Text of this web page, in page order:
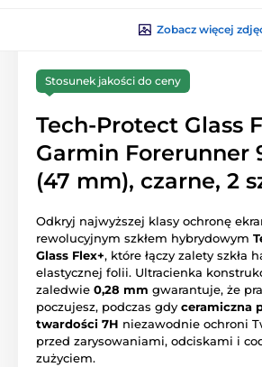
Zobacz więcej
Stosunek jakości do ceny
Tech-Protect Glass
Garmin Forerunner
(47 mm), czarne, 2
Odkryj najwyższej klasy ochronę
rewolucyjnym szkłem hybrydowym
Glass Flex+, które łączy zalety szkła
elastycznej folii. Ultracienka
zaledwie 0,28 mm gwarantuje, że
poczujesz, podczas gdy ceramiczna
twardości 7H niezawodnie ochroni
przed zarysowaniami, odciskami i
zużyciem.